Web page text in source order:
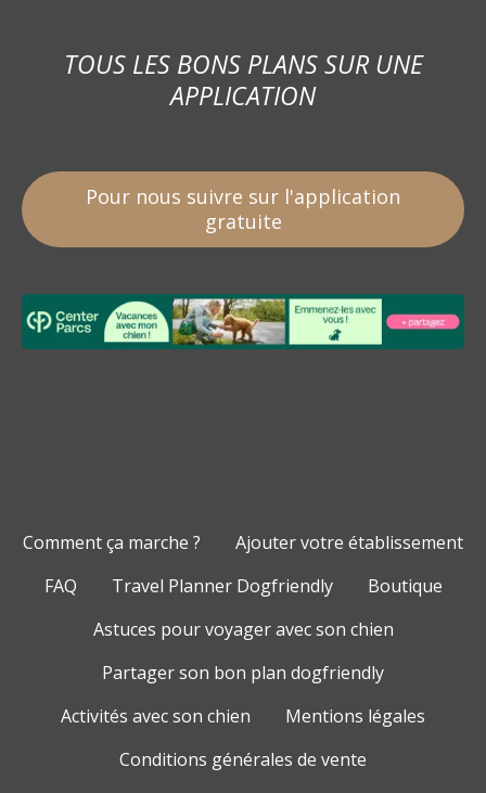
TOUS LES BONS PLANS SUR UNE
APPLICATION
Pour nous suivre sur l'application
gratuite
Comment ça marche ?
Ajouter votre établissement
FAQ
Travel Planner Dogfriendly
Boutique
Astuces pour voyager avec son chien
Partager son bon plan dogfriendly
Activités avec son chien
Mentions légales
Conditions générales de vente